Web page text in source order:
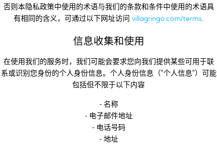
否则本隐私政策中使用的术语与我们的条款和条件中使用的术语具
有相同的含义，可通过以下网址访问 villagringo.com/terms.
信息收集和使用
在使用我们的服务时，我们可能会要求您向我们提供某些可用于联
系或识别您身份的个人身份信息。个人身份信息（"个人信息"）可能
包括但不限于以下内容
- 名称
- 电子邮件地址
- 电话号码
- 地址